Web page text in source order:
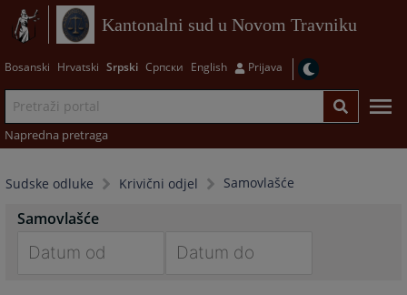
Kantonalni sud u Novom Travniku
Bosanski Hrvatski Srpski Српски English Prijava
Napredna pretraga
Sudske odluke Krivični odjel Samovlašće
Samovlašće